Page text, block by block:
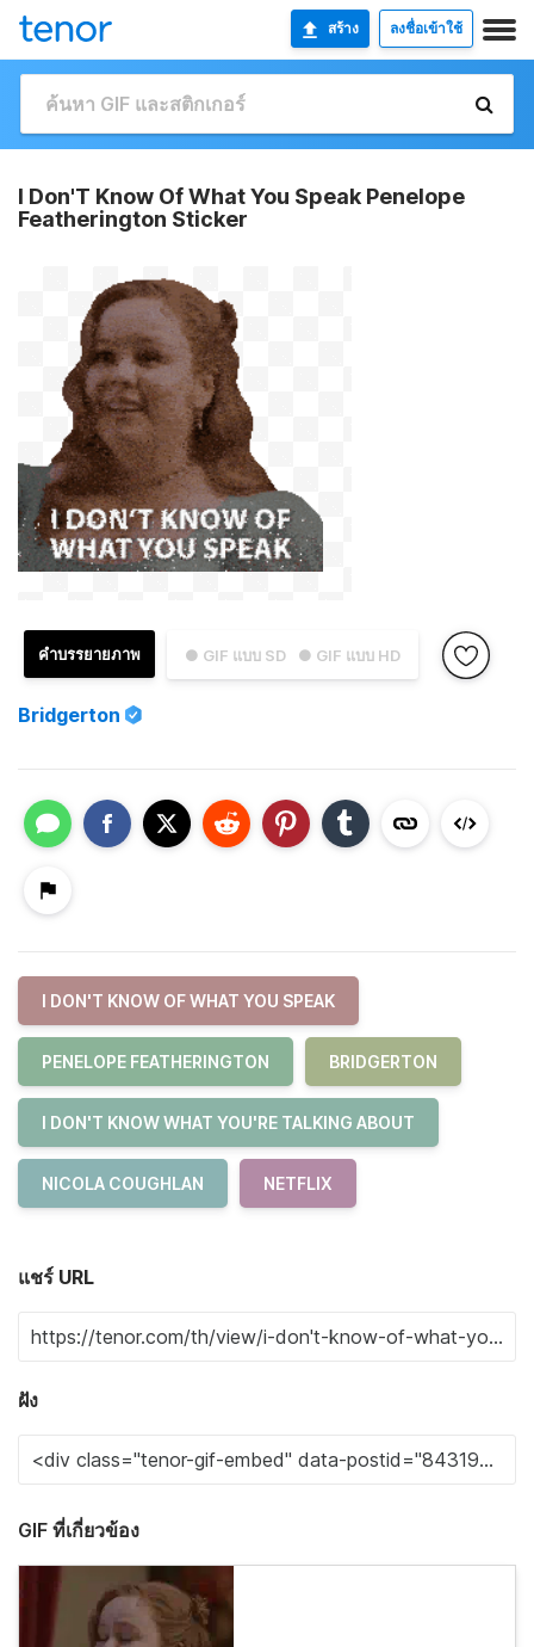
สร้าง ลงชื่อเข้าใช้
I Don'T Know Of What You Speak Penelope
Featherington Sticker
● GIF แบบ SD ● GIF แบบ HD
คำบรรยายภาพ
Bridgerton
I DON'T KNOW OF WHAT YOU SPEAK
PENELOPE FEATHERINGTON BRIDGERTON
I DON'T KNOW WHAT YOU'RE TALKING ABOUT
NICOLA COUGHLAN NETFLIX
แชร์ URL
ฝัง
GIF ที่เกี่ยวข้อง